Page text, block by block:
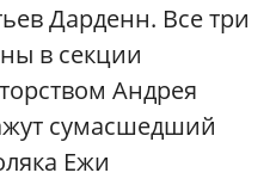
Дарденн. Все три
в секции
Андрея
сумасшедший
Ежи